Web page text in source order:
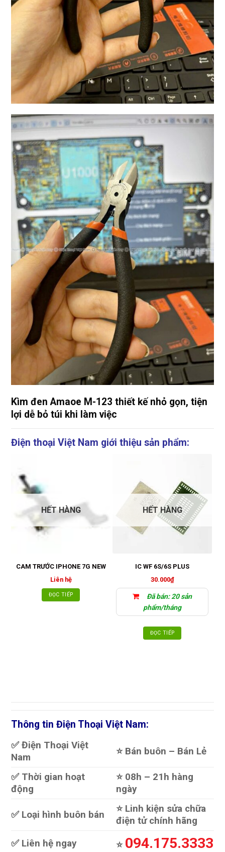
Kìm đen Amaoe M-123 thiết kế nhỏ gọn, tiện
lợi dễ bỏ túi khi làm việc
Điện thoại Việt Nam giới thiệu sản phẩm:
HẾT HÀNG
CAM TRƯỚC IPHONE 7G NEW
Liên hệ
ĐỌC TIẾP
HẾT HÀNG
IC WF 6S/6S PLUS
30.000₫
Đã bán: 20 sản
phẩm/tháng
ĐỌC TIẾP
Thông tin Điện Thoại Việt Nam:
✅ Điện Thoại Việt
Nam
⭐️ Bán buôn – Bán Lẻ
✅ Thời gian hoạt
động
⭐️ 08h – 21h hàng
ngày
✅ Loại hình buôn bán
⭐️ Linh kiện sửa chữa
điện tử chính hãng
✅ Liên hệ ngay
⭐️ 094.175.3333